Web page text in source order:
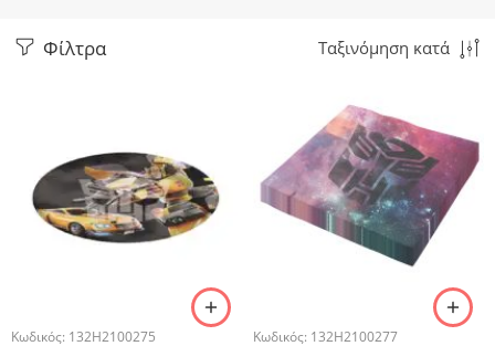
Φίλτρα Ταξινόμηση κατά
Κωδικός: 132H2100275 Κωδικός: 132H2100277